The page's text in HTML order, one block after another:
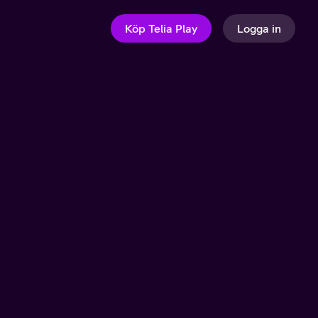
Köp Telia Play Logga in